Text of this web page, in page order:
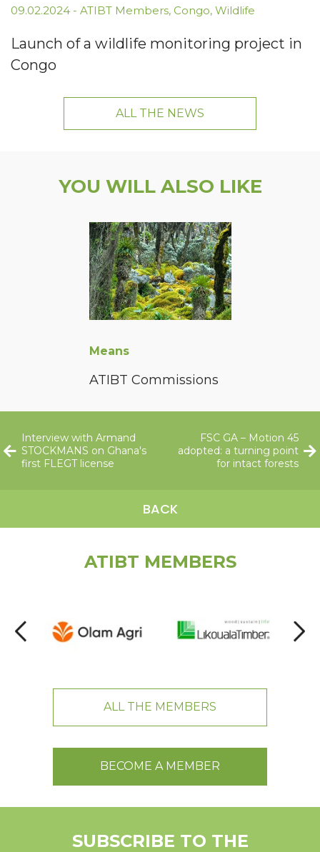
09.02.2024 - ATIBT Members, Congo, Wildlife
Launch of a wildlife monitoring project in
Congo
ALL THE NEWS
YOU WILL ALSO LIKE
Means
ATIBT Commissions
Interview with Armand
STOCKMANS on Ghana's
first FLEGT license
BACK
FSC GA – Motion 45
adopted: a turning point
for intact forests
ATIBT MEMBERS
ALL THE MEMBERS
BECOME A MEMBER
SUBSCRIBE TO THE